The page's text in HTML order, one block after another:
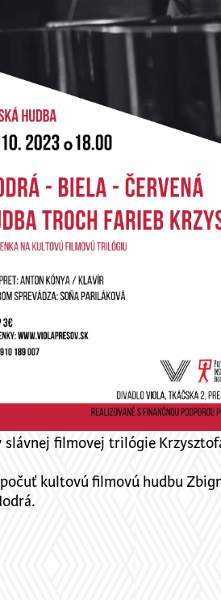
slávnej filmovej trilógie
kultovú filmovú hudbu